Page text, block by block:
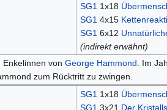
SG1 1x18
SG1 4x15
SG1 6x12
(indirekt erwähnt)
von George Hammond . Im
zum Rücktritt zu zwingen.
SG1 1x18
SG1 3x21 Der